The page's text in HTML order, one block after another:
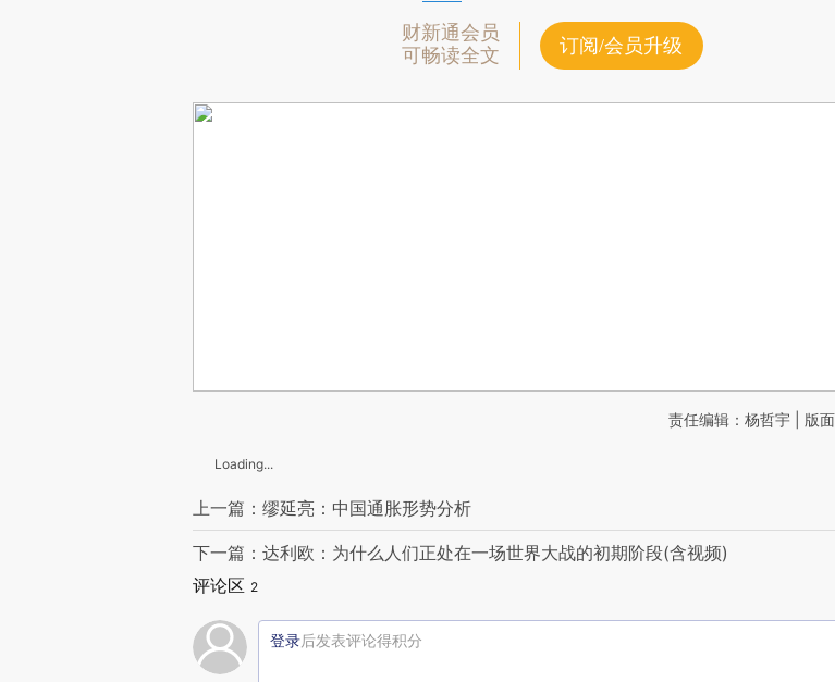
财新通会员
可畅读全文
订阅/会员升级
责任编辑：杨哲宇 | 版
Loading...
上一篇：缪延亮：中国通胀形势分析
下一篇：达利欧：为什么人们正处在一场世界大战的初期阶段(含视频)
评论区 2
登录后发表评论得积分